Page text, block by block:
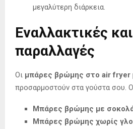
μεγαλύτερη διάρκεια.
Εναλλακτικές και
παραλλαγές
Οι μπάρες βρώμης στο air fryer
προσαρμοστούν στα γούστα σου.
Μπάρες βρώμης με
Μπάρες βρώμης χωρίς